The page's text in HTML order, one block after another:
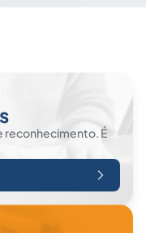
reconhecimento. É